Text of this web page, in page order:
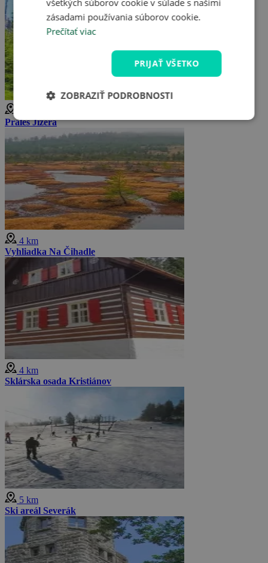
Prales Jizera
4 km
Vyhliadka Na Čihadle
4 km
Sklárska osada Kristiánov
5 km
Ski areál Severák
všetkých súborov cookie v súlade s našimi
zásadami používania súborov cookie.
Prečítať viac
PRIJAŤ VŠETKO
ZOBRAZIŤ PODROBNOSTI